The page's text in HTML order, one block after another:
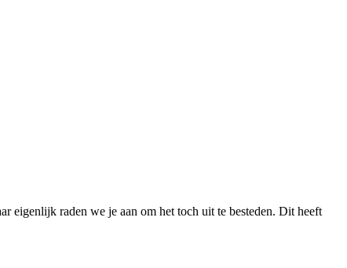
eigenlijk raden we je aan om het toch uit te besteden. Dit heeft